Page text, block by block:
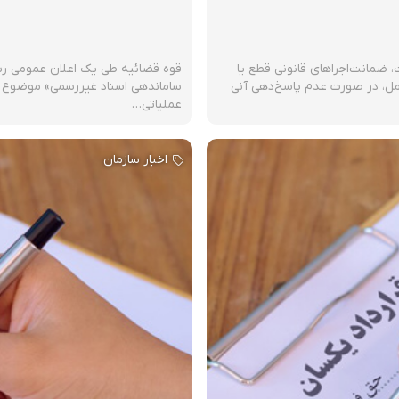
ضمانت‌اجراهای قانونی قطع یا
در صورت عدم پاسخ‌دهی آنی
قوه قضائیه طی یک اعلان عمومی
عملیاتی…
اخبار سازمان